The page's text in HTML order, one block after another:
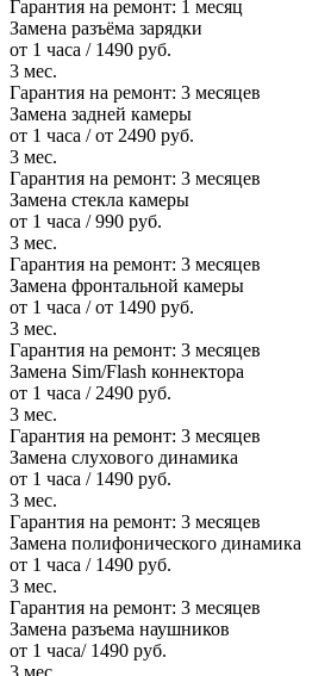
Гарантия на ремонт: 1 месяц
Замена разъёма зарядки
от 1 часа / 1490 руб.
3 мес.
Гарантия на ремонт: 3 месяцев
Замена задней камеры
от 1 часа / от 2490 руб.
3 мес.
Гарантия на ремонт: 3 месяцев
Замена стекла камеры
от 1 часа / 990 руб.
3 мес.
Гарантия на ремонт: 3 месяцев
Замена фронтальной камеры
от 1 часа / от 1490 руб.
3 мес.
Гарантия на ремонт: 3 месяцев
Замена Sim/Flash коннектора
от 1 часа / 2490 руб.
3 мес.
Гарантия на ремонт: 3 месяцев
Замена слухового динамика
от 1 часа / 1490 руб.
3 мес.
Гарантия на ремонт: 3 месяцев
Замена полифонического динамика
от 1 часа / 1490 руб.
3 мес.
Гарантия на ремонт: 3 месяцев
Замена разъема наушников
от 1 часа/ 1490 руб.
3 мес.